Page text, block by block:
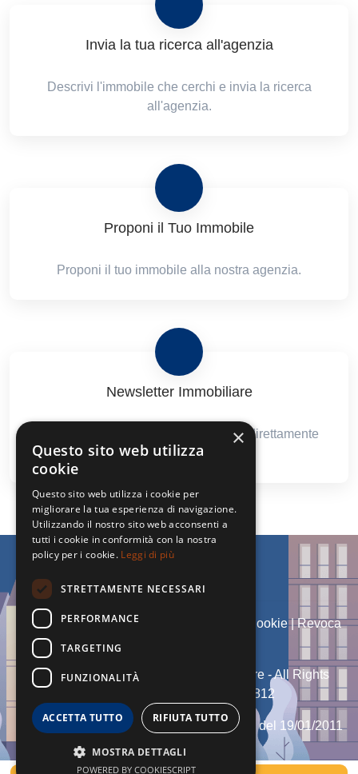
Invia la tua ricerca all'agenzia
Descrivi l'immobile che cerchi e invia la ricerca
all'agenzia.
Proponi il Tuo Immobile
Proponi il tuo immobile alla nostra agenzia.
Newsletter Immobiliare
Ricevi le nostre proposte immobiliari direttamente
nella tua email!
Admin |Informativa Privacy Informativa Cookie|Revoca
© Copyright 2026 - Dg Group Immobiliare - All Rights
reserved - Part. IVA 02315610812
Iscritto al Ruolo Agente Immobiliare n° 460 del 19/01/2011
della CCIAA di Trapani
×
Questo sito web utilizza
cookie
Questo sito web utilizza i cookie per
migliorare la tua esperienza di navigazione.
Utilizzando il nostro sito web acconsenti a
tutti i cookie in conformità con la nostra
policy per i cookie. Leggi di più
STRETTAMENTE NECESSARI
PERFORMANCE
TARGETING
FUNZIONALITÀ
ACCETTA TUTTO RIFIUTA TUTTO
MOSTRA DETTAGLI
POWERED BY COOKIESCRIPT